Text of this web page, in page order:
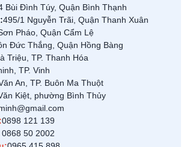
Bùi Đình Túy, Quận Bình Thạnh
495/1 Nguyễn Trãi, Quận Thanh Xuân
Pháo, Quận Cẩm Lệ
Đức Thắng, Quận Hồng Bàng
Triệu, TP. Thanh Hóa
TP. Vinh
An, TP. Buôn Ma Thuột
Kiệt, phường Bình Thủy
0898 121 139
0868 50 2002